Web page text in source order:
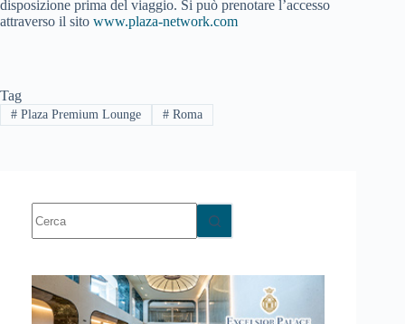
disposizione prima del viaggio. Si può prenotare l’accesso
attraverso il sito www.plaza-network.com
Tag
#Plaza Premium Lounge #Roma
risultato